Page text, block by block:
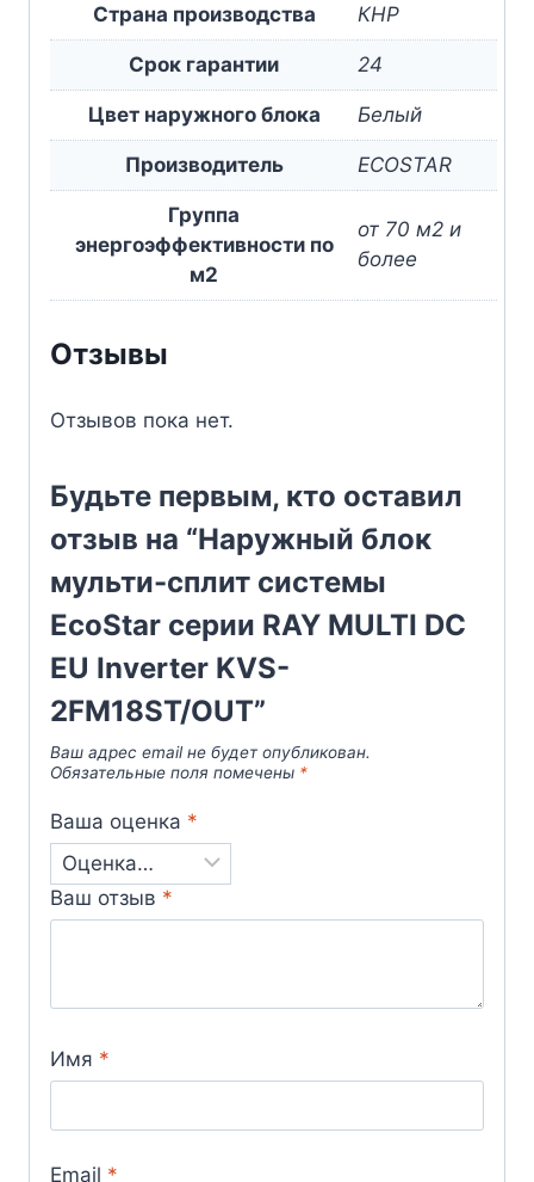
Страна производства КНР
Срок гарантии 24
Цвет наружного блока Белый
Производитель ECOSTAR
Группа
энергоэффективности по
м2
от 70 м2 и
более
Отзывы
Отзывов пока нет.
Будьте первым, кто оставил
отзыв на “Наружный блок
мульти-сплит системы
EcoStar серии RAY MULTI DC
EU Inverter KVS-
2FM18ST/OUT”
Ваш адрес email не будет опубликован.
Обязательные поля помечены *
Ваша оценка *
Ваш отзыв *
Имя *
Email *